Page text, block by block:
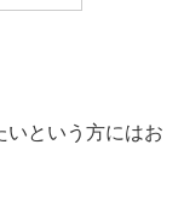
いという方にはお